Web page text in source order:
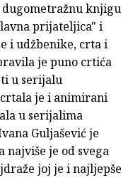
dugometražnu knjigu
prijateljica" i
i udžbenike, crta i
je puno crtića
u serijalu
je i animirani
u serijalima
Guljašević je
najviše je od svega
joj je i najljepše